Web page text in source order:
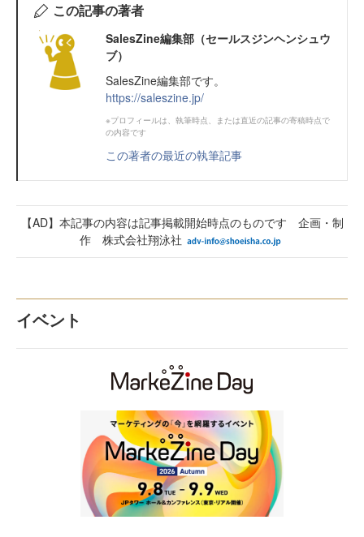
この記事の著者
SalesZine編集部（セールスジンヘンシュウ
ブ）
SalesZine編集部です。
https://saleszine.jp/
※プロフィールは、執筆時点、または直近の記事の寄稿時点で
の内容です
この著者の最近の執筆記事
【AD】本記事の内容は記事掲載開始時点のものです 企画・制
作 株式会社翔泳社
イベント